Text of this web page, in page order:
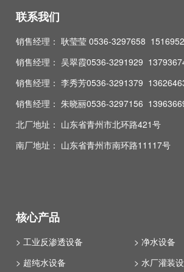
联系我们
销售经理： 耿莹莹 0536-3297658
销售经理： 吴翠霞0536-3291929
销售经理： 李秀芳0536-3291379
销售经理： 朱晓丽0536-3297156
北厂地址： 山东省青州市北环路421号
南厂地址： 山东省青州市南环路11117号
核心产品
> 工业反渗透设备
> 净水设备
> 超纯水设备
> 水厂灌装